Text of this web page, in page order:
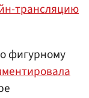
трансляцию
фигурному